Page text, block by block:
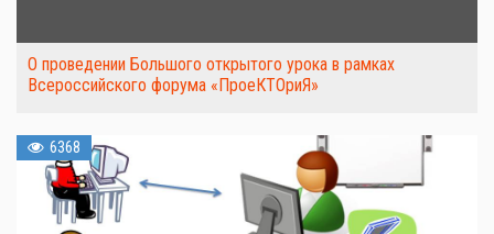
О проведении Большого открытого урока в рамках
Всероссийского форума «ПроеКТОриЯ»
6368